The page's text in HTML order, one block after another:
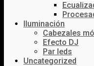
Iluminación
Cabezales
Efecto DJ
Par leds
Uncategorized